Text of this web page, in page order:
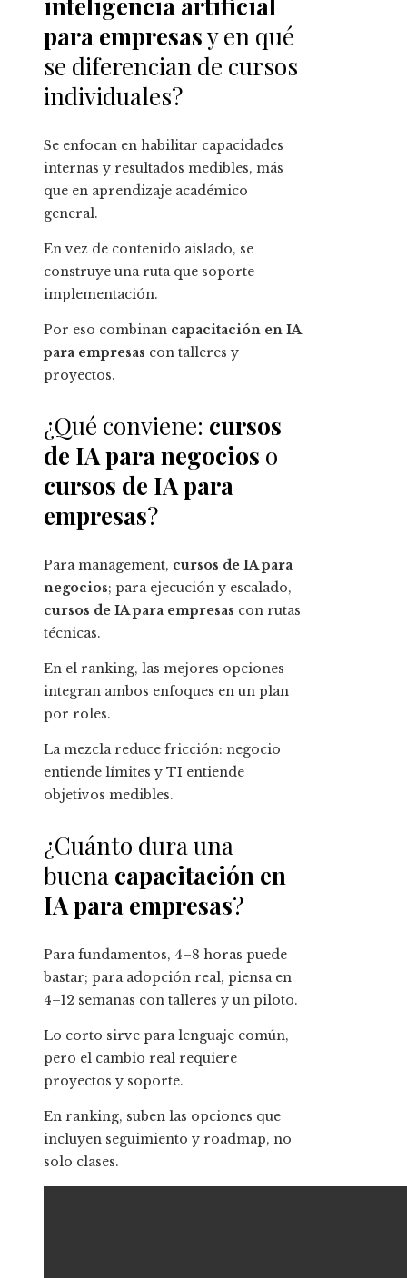
para empresasy en qué
se diferencian de cursos
individuales?
Se enfocan en habilitar capacidades
internas y resultados medibles, más
que en aprendizaje académico
general.
En vez de contenido aislado, se
construye una ruta que soporte
implementación.
Por eso combinan capacitación en IA
para empresas con talleres y
proyectos.
¿Qué conviene: cursos
de IA para negocios o
cursos de IA para
empresas?
Para management, cursos de IA para
negocios; para ejecución y escalado,
cursos de IA para empresas con rutas
técnicas.
En el ranking, las mejores opciones
integran ambos enfoques en un plan
por roles.
La mezcla reduce fricción: negocio
entiende límites y TI entiende
objetivos medibles.
¿Cuánto dura una
buena capacitación en
IA para empresas?
Para fundamentos, 4–8 horas puede
bastar; para adopción real, piensa en
4–12 semanas con talleres y un piloto.
Lo corto sirve para lenguaje común,
pero el cambio real requiere
proyectos y soporte.
En ranking, suben las opciones que
incluyen seguimiento y roadmap, no
solo clases.